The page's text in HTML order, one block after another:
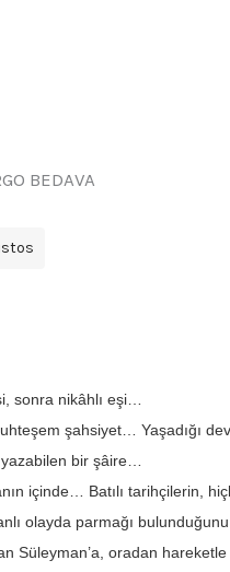
BEDAVA
sonra nikâhlı eşi…
şahsiyet… Yaşadığı
bir şâire…
içinde… Batılı tarihçilerin,
olayda parmağı
Süleyman’a, oradan hareketle